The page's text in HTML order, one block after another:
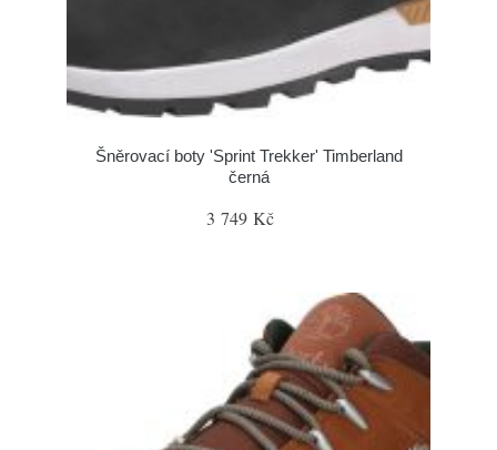
Šněrovací boty 'Sprint Trekker' Timberland
černá
3 749 Kč